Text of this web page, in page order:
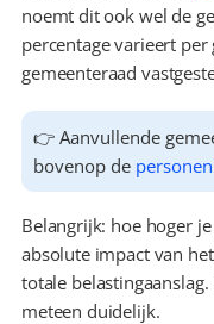
noemt dit ook wel de
percentage varieert
gemeenteraad
👉 Aanvullende
bovenop de
Belangrijk: hoe hoger
absolute impact van
totale
meteen duidelijk.